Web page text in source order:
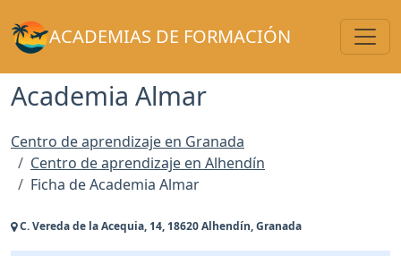
ACADEMIAS DE FORMACIÓN
Academia Almar
Centro de aprendizaje en Granada
Centro de aprendizaje en Alhendín
Ficha de Academia Almar
C. Vereda de la Acequia, 14, 18620 Alhendín, Granada